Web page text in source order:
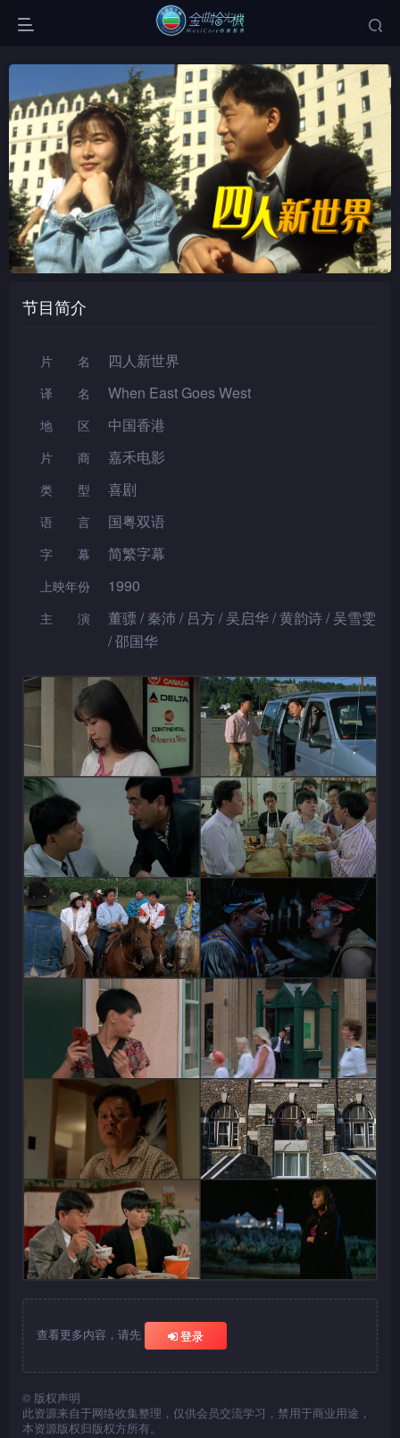
节目简介
片名 四人新世界
译名 When East Goes West
地区 中国香港
片 商 嘉禾电影
类型 喜剧
语言 国粤双语
字幕 简繁字幕
上映年份 1990
主演
董骠 / 秦沛 / 吕方 / 吴启华 / 黄韵诗 / 吴雪雯
/ 邵国华
查看更多内容，请先 登录
© 版权声明
此资源来自于网络收集整理，仅供会员交流学习，禁用于商业用途，
本资源版权归版权方所有。